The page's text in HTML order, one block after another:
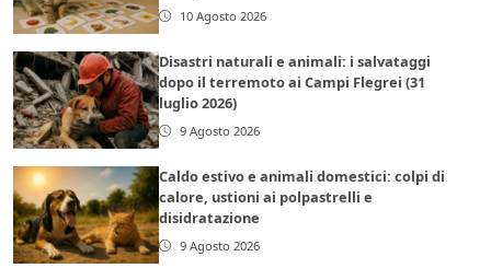
10 Agosto 2026
Disastri naturali e animali: i salvataggi
dopo il terremoto ai Campi Flegrei (31
luglio 2026)
9 Agosto 2026
Caldo estivo e animali domestici: colpi di
calore, ustioni ai polpastrelli e
disidratazione
9 Agosto 2026